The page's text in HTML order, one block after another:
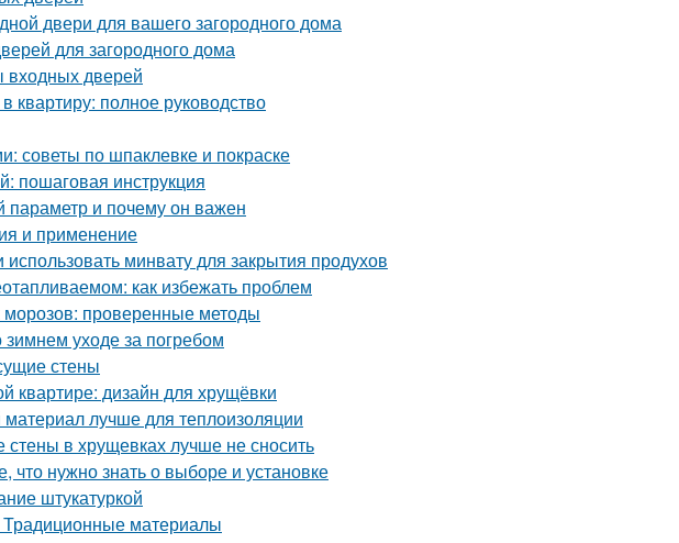
двери для вашего загородного дома
для загородного дома
входных дверей
полное руководство
советы по шпаклевке и покраске
пошаговая инструкция
параметр и почему он важен
и применение
минвату для закрытия продухов
как избежать проблем
проверенные методы
уходе за погребом
стены
квартире: дизайн для хрущёвки
лучше для теплоизоляции
в хрущевках лучше не сносить
что нужно знать о выборе и установке
штукатуркой
Традиционные материалы